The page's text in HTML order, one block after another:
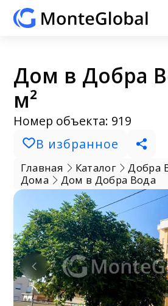
Дом в Добра
м²
Номер объекта: 919
В избранное
Главная Каталог
Добра
Дома
Дом в Добра Вода